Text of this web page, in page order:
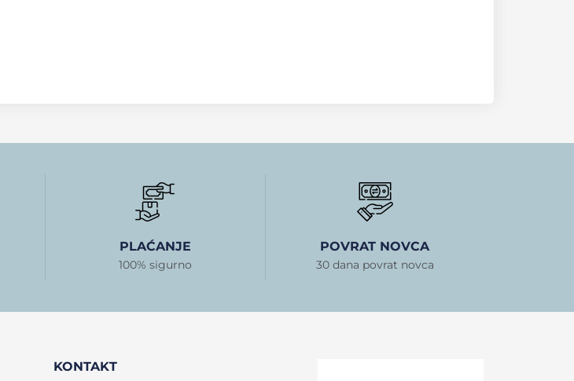
PLAĆANJE
100% sigurno
POVRAT NOVCA
30 dana povrat novca
KONTAKT